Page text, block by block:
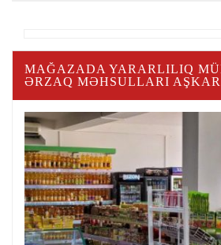
MAĞAZADA YARARLILIQ
ƏRZAQ MƏHSULLARI